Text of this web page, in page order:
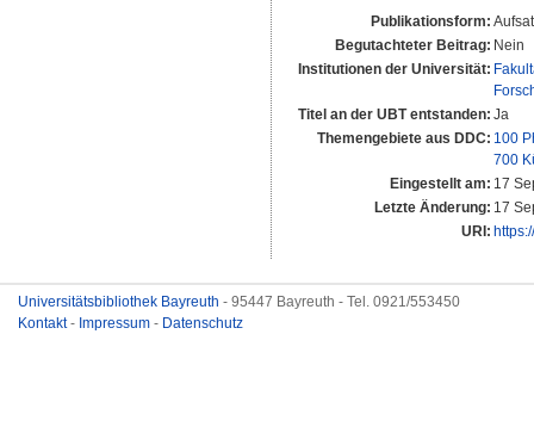
Publikationsform:
Begutachteter Beitrag: Nein
Institutionen der Universität:
Titel an der UBT entstanden: Ja
Themengebiete aus DDC: 100
700
Eingestellt am: 17
Letzte Änderung: 17
URI:
Universitätsbibliothek Bayreuth - 95447 Bayreuth - Tel. 0921/553450
Kontakt- Impressum - Datenschutz